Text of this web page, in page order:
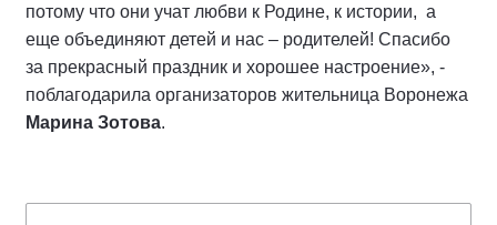
потому что они учат любви к Родине, к истории, а
еще объединяют детей и нас – родителей! Спасибо
за прекрасный праздник и хорошее настроение», -
поблагодарила организаторов жительница Воронежа
Марина Зотова.